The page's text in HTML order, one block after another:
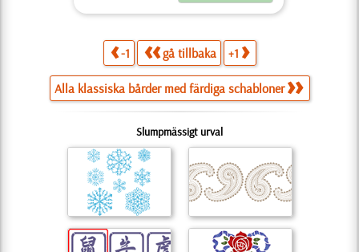
-1 gå tillbaka +1
Alla klassiska bårder med färdiga schabloner
Slumpmässigt urval